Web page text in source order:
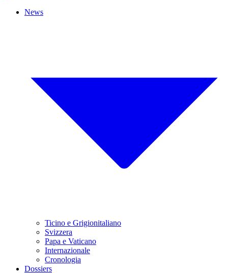
News
Ticino e Grigionitaliano
Svizzera
Papa e Vaticano
Internazionale
Cronologia
Dossiers